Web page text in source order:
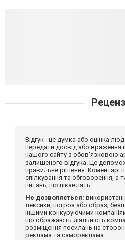
Відгук - це думка або оцінка
передати досвід або враження
нашого сайту з обов'язковою
залишеного відгука. Це
правильне рішення. Коментарі
спілкування та обговорення, а
питань, що цікавлять.
Не дозволяється:
лексики, погроз або образ;
іншими конкуруючими
що ображають діяльність
розміщення посилань на
реклама та самореклама.